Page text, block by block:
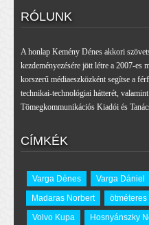
RÓLUNK
A honlap Kemény Dénes akkori
kezdeményezésére jött létre a 2007-
korszerű médiaeszközként segítse a
technikai-technológiai hátterét,
Tömegkommunikációs Kiadói és
CÍMKÉK
Varga Dénes Varga Dániel
Madaras Norbert
ötméteres
Volvo Kupa
Hosnyánszky